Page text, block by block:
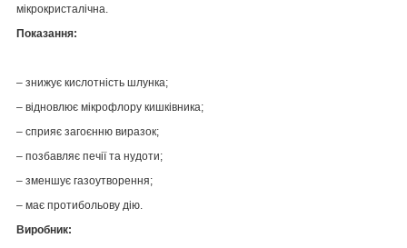
мікрокристалічна.
Показання:
– знижує кислотність шлунка;
– відновлює мікрофлору кишківника;
– сприяє загоєнню виразок;
– позбавляє печії та нудоти;
– зменшує газоутворення;
– має протибольову дію.
Виробник: